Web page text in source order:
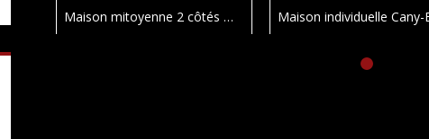
Maison mitoyenne 2 côtés Ourville-en-Caux 114 m²